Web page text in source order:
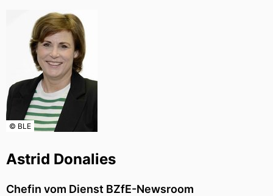
© BLE
Astrid Donalies
Chefin vom Dienst BZfE-Newsroom